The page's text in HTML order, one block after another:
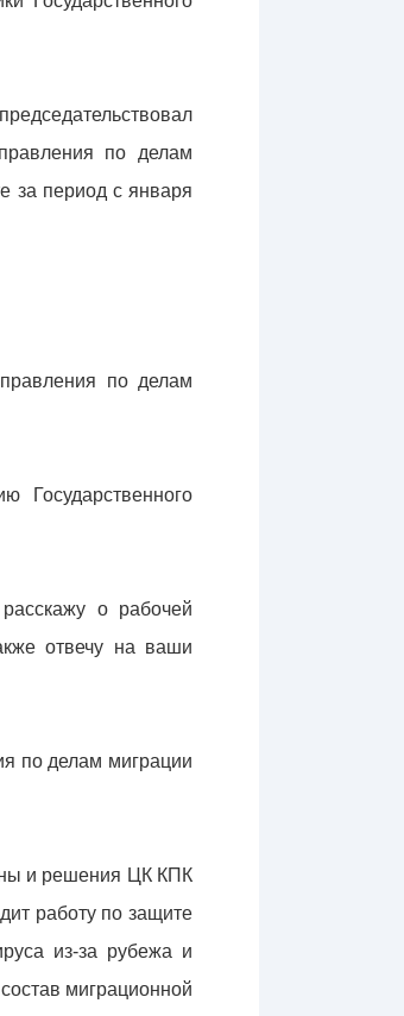
по делам
за период с января
по делам
Государственного
о рабочей
отвечу на ваши
по делам миграции
и решения ЦК КПК
работу по защите
из-за рубежа и
миграционной